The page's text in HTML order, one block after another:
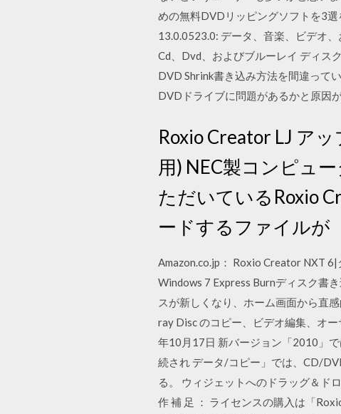
めの無料DVDリッピングソフトを3
13.0.0523.0: データ、音楽、ビデオ
Cd、Dvd、およびブルーレイ ディス
DVD Shrink書き込み方法を間違って
DVDドライブに問題があるかと原因
Roxio Creator LJ ア
用) NEC製コンピュ
ただいているRoxio
ードするファイルが
Amazon.co.jp： Roxio Creator NXT
Windows 7 Express Burnディスク書
スが新しくなり、ホーム画面から直
ray Disc のコピー、ビデオ編集、オ
年10月17日 新バージョン「2010」
続され データ/コピー」では、CD/
る。 ウィジェットへのドラッグ＆ド
作 補 足 ： ライセンスの購入は「